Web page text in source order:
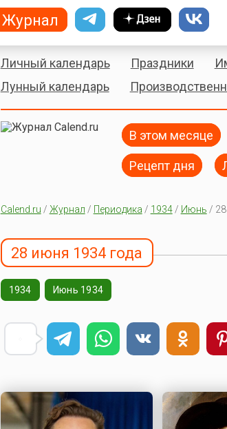
Личный календарь Праздники
Лунный календарь
В этом месяце
Рецепт дня
Calend.ru / Журнал / Периодика / 1934/ Июнь /
28 июня 1934 года
1934 Июнь 1934
Журнал